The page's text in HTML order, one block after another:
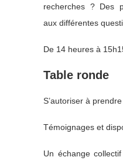
recherches ? Des
aux différentes
De 14 heures à
Table ronde
S’autoriser à
Témoignages et
Un échange